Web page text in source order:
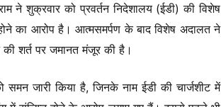
ने शुक्रवार को प्रवर्तन निदेशालय (ईडी) की विशेष
का आरोप है। आत्मसमर्पण के बाद विशेष अदालत ने
शर्त पर जमानत मंजूर की है।
जारी किया है, जिनके नाम ईडी की चार्जशीट में